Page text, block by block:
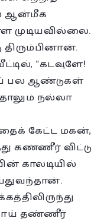
ஆன்மீக
“கடவுளே!
பல ஆண்டுகள்
நல்லா
கேட்ட மகன்,
கண்ணீர் விட்டு
காலடியில்
தாய் தண்ணீர்